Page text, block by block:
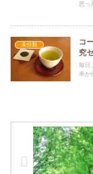
思っ
未分類
コ
究
毎日
率が